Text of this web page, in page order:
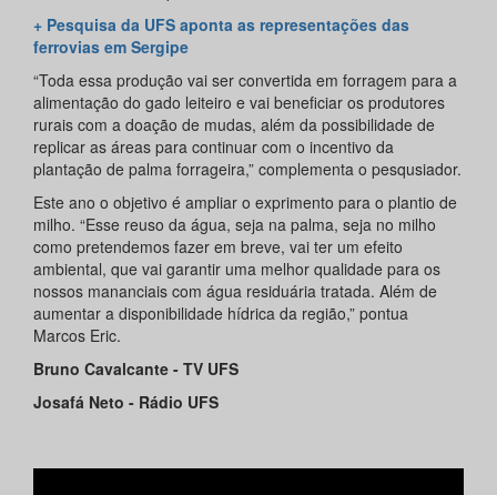
+ Pesquisa da UFS aponta as representações das
ferrovias em Sergipe
“Toda essa produção vai ser convertida em forragem para a
alimentação do gado leiteiro e vai beneficiar os produtores
rurais com a doação de mudas, além da possibilidade de
replicar as áreas para continuar com o incentivo da
plantação de palma forrageira,” complementa o pesqusiador.
Este ano o objetivo é ampliar o exprimento para o plantio de
milho. “Esse reuso da água, seja na palma, seja no milho
como pretendemos fazer em breve, vai ter um efeito
ambiental, que vai garantir uma melhor qualidade para os
nossos mananciais com água residuária tratada. Além de
aumentar a disponibilidade hídrica da região,” pontua
Marcos Eric.
Bruno Cavalcante - TV UFS
Josafá Neto - Rádio UFS